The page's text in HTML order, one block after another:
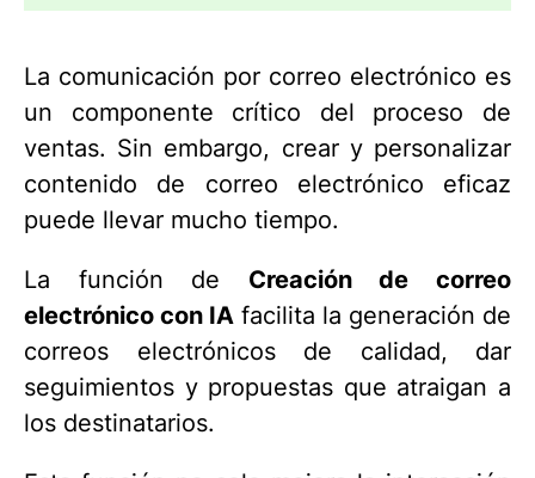
La comunicación por correo electrónico es
un componente crítico del proceso de
ventas. Sin embargo, crear y personalizar
contenido de correo electrónico eficaz
puede llevar mucho tiempo.
La función de Creación de correo
electrónico con IA facilita la generación de
correos electrónicos de calidad, dar
seguimientos y propuestas que atraigan a
los destinatarios.